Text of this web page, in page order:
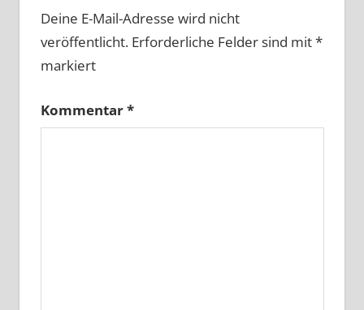
Deine E-Mail-Adresse wird nicht
veröffentlicht. Erforderliche Felder sind mit*
markiert
Kommentar*